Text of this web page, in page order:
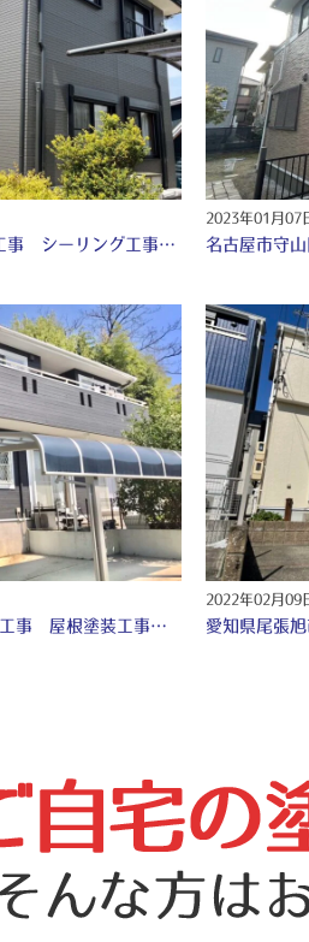
名古屋 守山区 外壁塗装工事 シーリング工事 ♢
2023年01月07
愛知県尾張旭市 外壁塗装工事 屋根塗装工事 シーリング工事 防水工事 ♤
2022年02月09